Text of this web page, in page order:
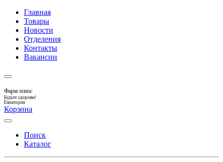
Главная
Товары
Новости
Отделения
Контакты
Вакансии
Фарм плюс
Будьте здоровы!
Евпатория
Корзина
Поиск
Каталог